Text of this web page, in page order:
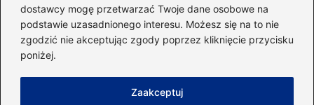
dostawcy mogę przetwarzać Twoje dane osobowe na
podstawie uzasadnionego interesu. Możesz się na to nie
zgodzić nie akceptując zgody poprzez kliknięcie przycisku
poniżej.
Zaakceptuj
Sport(60)
Sprzęt i akcesoria(25)
Suplementy(38)